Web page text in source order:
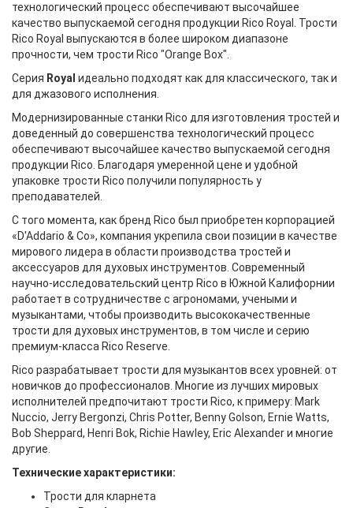
технологический процесс обеспечивают высочайшее
качество выпускаемой сегодня продукции Rico Royal. Трости
Rico Royal выпускаются в более широком диапазоне
прочности, чем трости Rico "Orange Box".
Серия Royal идеально подходят как для классического, так и
для джазового исполнения.
Модернизированные станки Rico для изготовления тростей и
доведенный до совершенства технологический процесс
обеспечивают высочайшее качество выпускаемой сегодня
продукции Rico. Благодаря умеренной цене и удобной
упаковке трости Rico получили популярность у
преподавателей.
С того момента, как бренд Rico был приобретен корпорацией
«D'Addario & Co», компания укрепила свои позиции в качестве
мирового лидера в области производства тростей и
аксессуаров для духовых инструментов. Современный
научно-исследовательский центр Rico в Южной Калифорнии
работает в сотрудничестве с агрономами, учеными и
музыкантами, чтобы производить высококачественные
трости для духовых инструментов, в том числе и серию
премиум-класса Rico Reserve.
Rico разрабатывает трости для музыкантов всех уровней: от
новичков до профессионалов. Многие из лучших мировых
исполнителей предпочитают трости Rico, к примеру: Mark
Nuccio, Jerry Bergonzi, Chris Potter, Benny Golson, Ernie Watts,
Bob Sheppard, Henri Bok, Richie Hawley, Eric Alexander и многие
другие.
Технические характеристики:
Трости для кларнета